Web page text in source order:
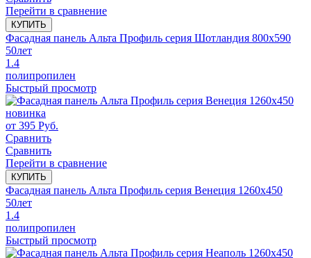
Перейти в сравнение
КУПИТЬ
Фасадная панель Альта Профиль серия Шотландия 800x590
50лет
1.4
полипропилен
Быстрый просмотр
новинка
от 395 Руб.
Сравнить
Сравнить
Перейти в сравнение
КУПИТЬ
Фасадная панель Альта Профиль серия Венеция 1260x450
50лет
1.4
полипропилен
Быстрый просмотр